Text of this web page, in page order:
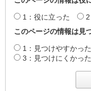
1：役に立った 2
このページの情報は見
1：見つけやすかった
3：見つけにくかった